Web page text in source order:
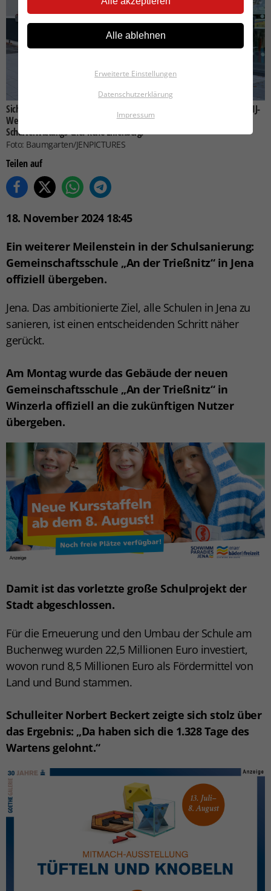
Sichtlich erfreut: v.l.n.r. Johannes Schleußner (Dezernent für Bildung), KIJ-
Werkleiterin Beate Wachenbrunner, Schulleiter Norbert Beckert und
Schulverwaltungs-Chef René Ehrenberg.
Foto: Baumgarten/JENPICTURES
Teilen auf
18. November 2024 18:45
Ein weiterer Meilenstein in der Schulsanierung:
Gemeinschaftsschule „An der Trießnitz“ in Jena
offiziell übergeben.
Jena. Das ambitionierte Ziel, alle Schulen in Jena zu
sanieren, ist einen entscheidenden Schritt näher
gerückt.
Am Montag wurde das Gebäude der neuen
Gemeinschaftsschule „An der Trießnitz“ in
Winzerla offiziell an die zukünftigen Nutzer
übergeben.
Damit ist das vorletzte große Schulprojekt der
Stadt abgeschlossen.
Für die Erneuerung und den Umbau der Schule am
Buchenweg wurden 22,5 Millionen Euro investiert,
wovon rund 8,5 Millionen Euro als Fördermittel von
Land und Bund stammen.
Schulleiter Norbert Beckert zeigte sich stolz über
das Ergebnis: „Da haben sich die 1.328 Tage des
Wartens gelohnt.“
Alle ablehnen
Erweiterte Einstellungen
Datenschutzerklärung
Impressum